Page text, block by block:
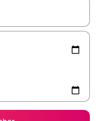
les flèches vers le